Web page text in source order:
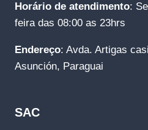
Horário de atendimento:
feira das 08:00 as 23hrs
Endereço: Avda. Artigas
Asunción, Paraguai
SAC